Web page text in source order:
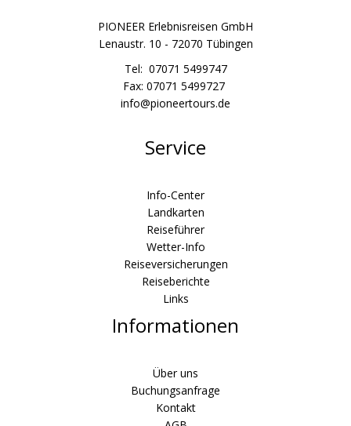
PIONEER Erlebnisreisen GmbH
Lenaustr. 10 - 72070 Tübingen
Tel: 07071 5499747
Fax: 07071 5499727
info@pioneertours.de
Service
Info-Center
Landkarten
Reiseführer
Wetter-Info
Reiseversicherungen
Reiseberichte
Links
Informationen
Über uns
Buchungsanfrage
Kontakt